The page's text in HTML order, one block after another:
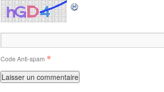
Code Anti-spam *